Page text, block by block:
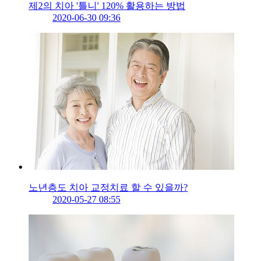
제2의 치아 '틀니' 120% 활용하는 방법
2020-06-30 09:36
노년층도 치아 교정치료 할 수 있을까?
2020-05-27 08:55